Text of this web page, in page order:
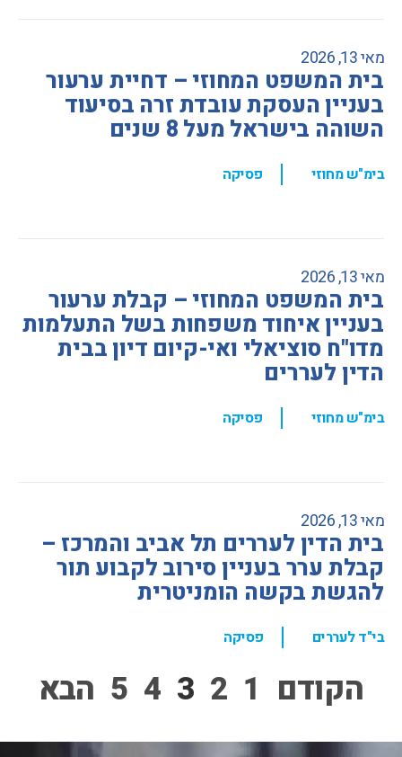
מאי 13, 2026
בית המשפט המחוזי – דחיית ערעור
בעניין העסקת עובדת זרה בסיעוד
השוהה בישראל מעל 8 שנים
בימ"ש מחוזי , פסיקה
מאי 13, 2026
בית המשפט המחוזי – קבלת ערעור
בעניין איחוד משפחות בשל התעלמות
מדו"ח סוציאלי ואי-קיום דיון בבית
הדין לעררים
בימ"ש מחוזי , פסיקה
מאי 13, 2026
בית הדין לעררים תל אביב והמרכז –
קבלת ערר בעניין סירוב לקבוע תור
להגשת בקשה הומניטרית
בי"ד לעררים , פסיקה
הקודם 1
2
3
4
5 הבא